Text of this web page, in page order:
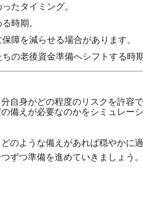
たタイミング。
時期。
障を減らせる場合があります。
の老後資金準備へシフトする時
自身がどの程度のリスクを許容
備えが必要なのかをシミュレー
のような備えがあれば穏やかに
ずつ準備を進めていきましょう。